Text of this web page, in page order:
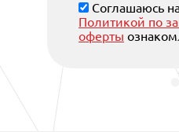
Соглашаюсь
Политикой по
оферты